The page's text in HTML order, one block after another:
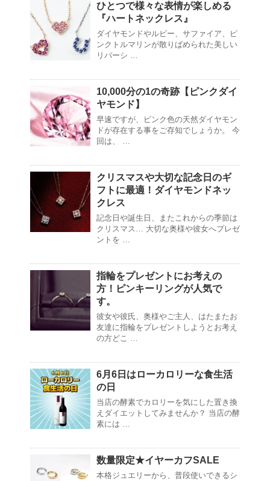
ひとつで様々な表情が楽しめる
『ハートネックレス』
ダイヤモンドやルビー、サファイア、ピ
ンクトルマリンが散りばめられた美しい
リバーシ …
10,000分の1の奇跡【ピンクダイ
ヤモンド】
早速ですが、ピンク色の天然ダイヤモン
ドが存在する事をご存知でしょうか。 今
回は、 …
クリスマスや大切な記念日のギ
フトに最適！ダイヤモンドネッ
クレス
記念日や誕生日、またこれからの季節は
クリスマス… 大切な奥様や彼女へプレゼ
ントを …
指輪をプレゼントにお考えの
方！ピンキーリングが人気で
す。
彼女や彼氏、奥様やご主人、はたまたお
友達に指輪をプレゼントしようとお考え
の方どこ …
6月6日はローカロリーな食生活
の日
当店の酵素でカロリーを気にした置き換
えダイエットしてみませんか？ 当店の酵
素には …
数量限定★イヤーカフSALE
本格ジュエリーから、普段使いできるシ